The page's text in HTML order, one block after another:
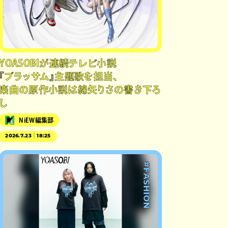
YOASOBIが連続テレビ小説
『ブラッサム』主題歌を担当、
曲の原作小説は綿矢りさの書き下ろ
し
NiEW編集部
2026.7.23｜18:25
#FASHION